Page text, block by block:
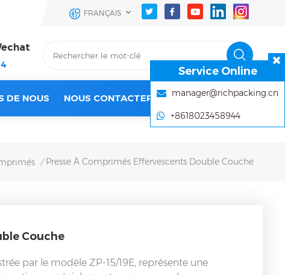
FRANÇAIS
DE NOUS NOUS CONTACTER
/ Presse À Comprimés Effervescents Double Couche
Couche
par le modèle ZP-15/19E, représente une
Service Online
manager@richpacking.cn
+8618023458944